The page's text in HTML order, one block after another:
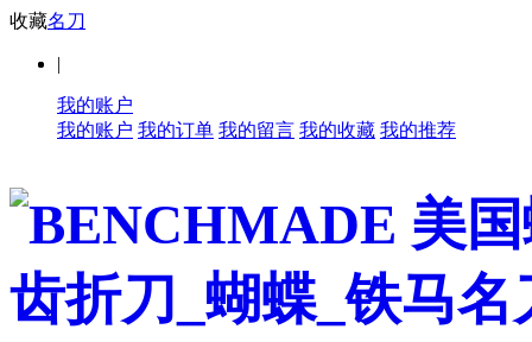
收藏名刀
|
我的账户
我的账户 我的订单 我的留言 我的收藏 我的推荐